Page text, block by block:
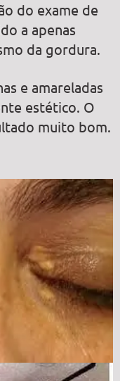
do exame de
a apenas
da gordura.
e amareladas
estético. O
muito bom.